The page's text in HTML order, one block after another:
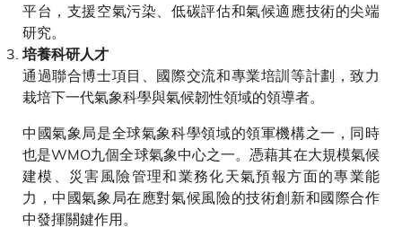
平台，支援空氣污染、低碳評估和氣候適應技術的尖端
研究。
培養科研人才
通過聯合博士項目、國際交流和專業培訓等計劃，致力
栽培下一代氣象科學與氣候韌性領域的領導者。
中國氣象局是全球氣象科學領域的領軍機構之一，同時
也是WMO九個全球氣象中心之一。憑藉其在大規模氣候
建模、災害風險管理和業務化天氣預報方面的專業能
力，中國氣象局在應對氣候風險的技術創新和國際合作
中發揮關鍵作用。